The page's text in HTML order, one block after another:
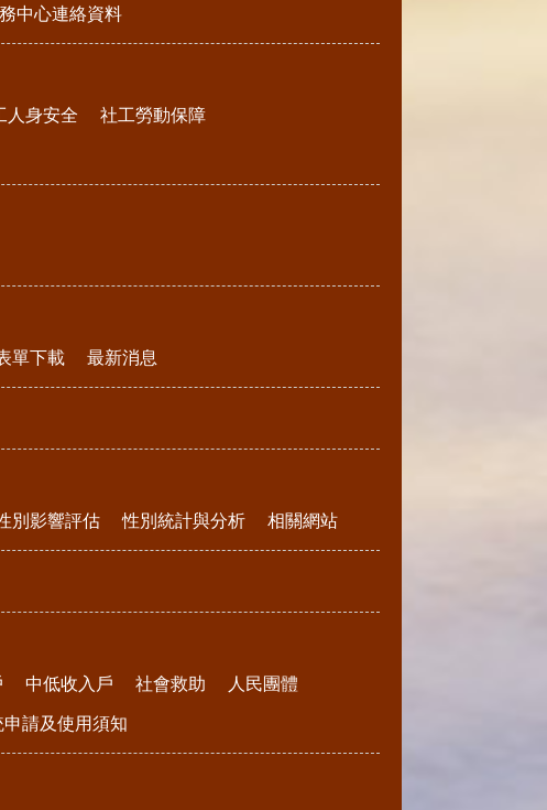
中心連絡資料
人身安全 社工勞動保障
單下載 最新消息
別影響評估 性別統計與分析 相關網站
中低收入戶 社會救助 人民團體
請及使用須知